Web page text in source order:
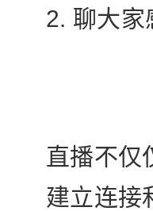
2. 聊大家
直播不仅
建立连接